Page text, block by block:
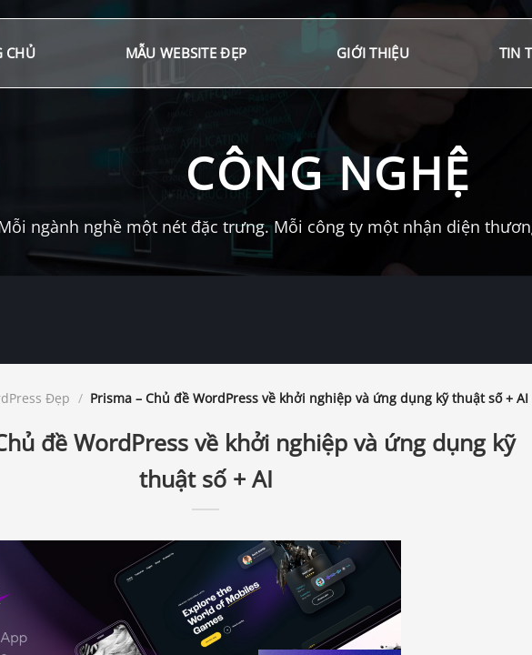
CHỦ MẪU WEBSITE ĐẸP GIỚI THIỆU TIN
CÔNG NGHỆ
ngành nghề một nét đặc trưng. Mỗi công ty một nhận diện
Đẹp / Prisma – Chủ đề WordPress về khởi nghiệp và ứng dụng kỹ thuật số + AI
đề WordPress về khởi nghiệp và ứng dụng kỹ
thuật số + AI